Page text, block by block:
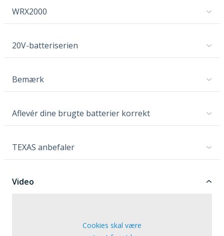
WRX2000
20V-batteriserien
Bemærk
Aflevér dine brugte batterier korrekt
TEXAS anbefaler
Video
Cookies skal være